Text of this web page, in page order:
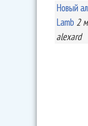
Новый
Lamb 2
alexard